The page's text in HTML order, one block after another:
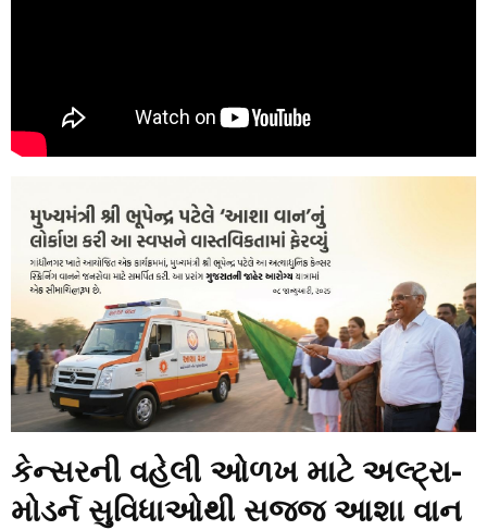
કેન્સરની વહેલી ઓળખ માટે અલ્ટ્રા-
મોડર્ન સુવિધાઓથી સજ્જ આશા વાન